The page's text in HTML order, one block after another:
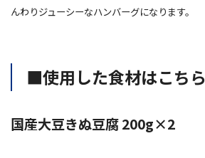
んわりジューシーなハンバーグになります。
■使用した食材はこちら
国産大豆きぬ豆腐 200g×2